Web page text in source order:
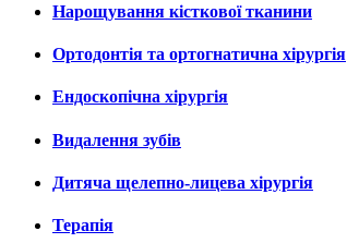
Нарощування кісткової тканини
Ортодонтія та ортогнатична хірургія
Ендоскопічна хірургія
Видалення зубів
Дитяча щелепно-лицева хірургія
Терапія